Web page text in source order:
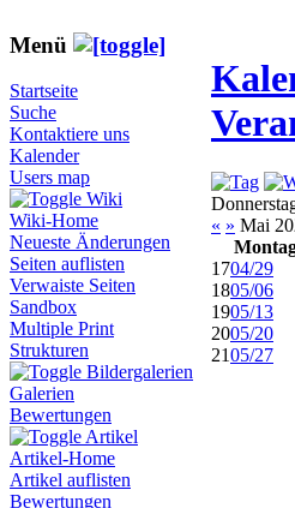
Menü
Startseite
Suche
Kontaktiere uns
Kalender
Users map
Wiki
Wiki-Home
Neueste Änderungen
Seiten auflisten
Verwaiste Seiten
Sandbox
Multiple Print
Strukturen
Bildergalerien
Galerien
Bewertungen
Artikel
Artikel-Home
Artikel auflisten
Bewertungen
« » Mai
1704/29
1805/06
1905/13
2005/20
2105/27